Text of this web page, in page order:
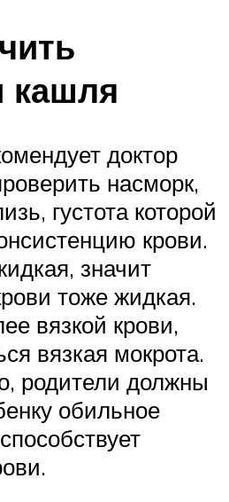
кашля
доктор
насморк,
густота которой
крови.
значит
тоже жидкая.
вязкой крови,
вязкая мокрота.
родители должны
обильное